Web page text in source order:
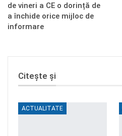
de vineri a CE o dorință de
a închide orice mijloc de
informare
Citește și
ACTUALITATE